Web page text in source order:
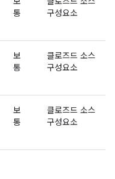
통
구성요소
보
통
클로즈드 소스
구성요소
보
통
클로즈드 소스
구성요소